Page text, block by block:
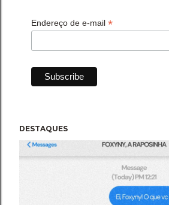
Endereço de e-mail *
DESTAQUES